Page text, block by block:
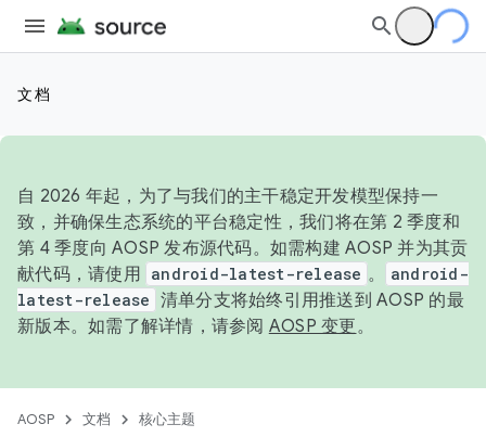
文档
自 2026 年起，为了与我们的主干稳定开发模型保持一
致，并确保生态系统的平台稳定性，我们将在第 2 季度和
第 4 季度向 AOSP 发布源代码。如需构建 AOSP 并为其贡
献代码，请使用 android-latest-release 。
android-
latest-release 清单分支将始终引用推送到 AOSP 的最
新版本。如需了解详情，请参阅 AOSP 变更。
AOSP 文档 核心主题